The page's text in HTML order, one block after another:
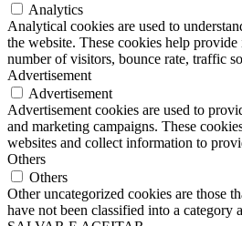
Analytics
Analytical cookies are used to
the website. These cookies help
number of visitors, bounce rate, traffic
Advertisement
Advertisement
Advertisement cookies are used to
and marketing campaigns. These
websites and collect information to
Others
Others
Other uncategorized cookies are those
have not been classified into a category